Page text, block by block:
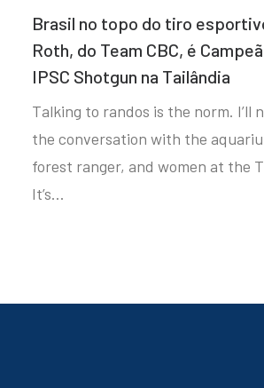
Brasil no topo do tiro
Roth, do Team CBC, é
IPSC Shotgun na Tailândia
Talking to randos is the norm. I’ll
the conversation with the
forest ranger, and women at the
It’s…